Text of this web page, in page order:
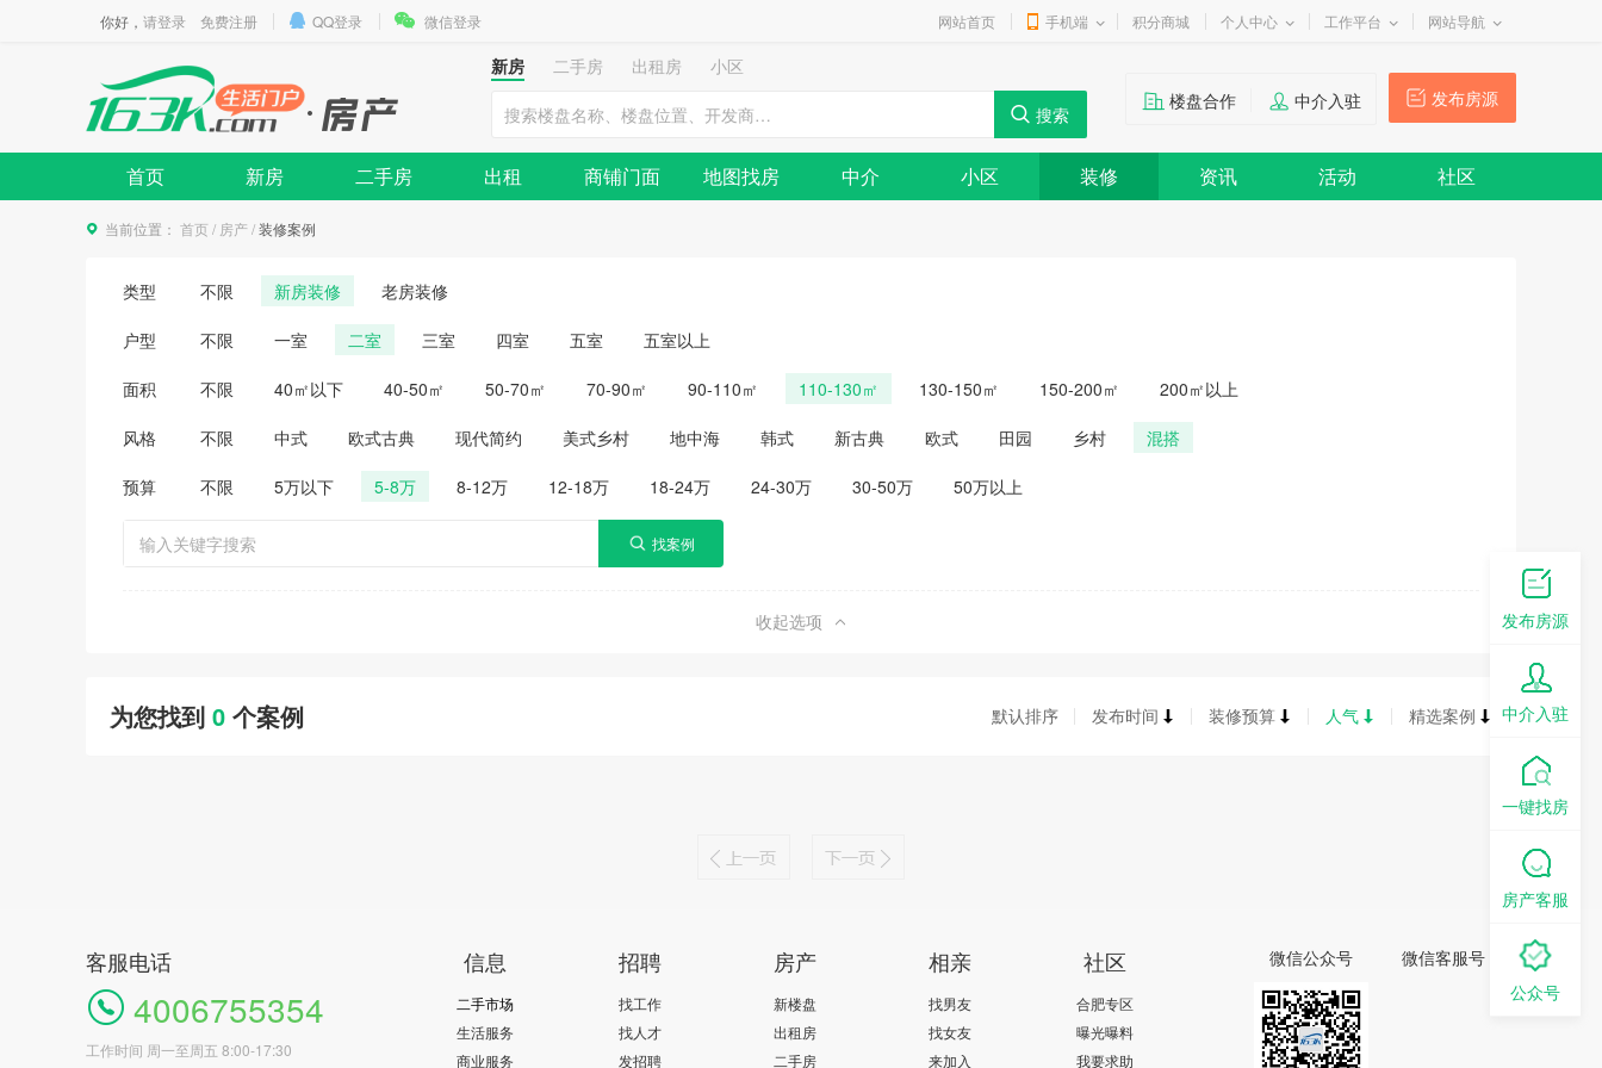
你好， 请登录 免费注册 QQ登录 微信登录 网站首页 手机端 积分商城 个人中心 工作平台 网站导航
新房 二手房 出租房
小区
发布房源
楼盘合作 中介入驻
首页 新房 二手房 出租 商铺门面 地图找房 中介 小区 装修 资讯 活动 社区
当前位置： 首页 / 房产/装修案例
类型 不限 新房装修 老房装修
户型 不限 一室 二室 三室 四室 五室 五室以上
面积 不限 40㎡以下 40-50㎡ 50-70㎡ 70-90㎡ 90-110㎡ 110-130㎡ 130-150㎡ 150-200㎡ 200㎡以上
风格 不限 中式 欧式古典 现代简约 美式乡村 地中海 韩式 新古典 欧式 田园 乡村 混搭
预算 不限 5万以下 5-8万 8-12万 12-18万 18-24万 24-30万 30-50万 50万以上
收起选项
默认排序 发布时间 装修预算 人气 精选案例
为您找到 0 个案例
客服电话
4006755354
工作时间 周一至周五 8:00-17:30
信息
二手市场
生活服务
商业服务
招聘
找工作
找人才
发招聘
房产
新楼盘
出租房
二手房
相亲
找男友
找女友
来加入
社区
合肥专区
曝光曝料
我要求助
微信公众号 微信客服号
发布房源
中介入驻
一键找房
房产客服
公众号